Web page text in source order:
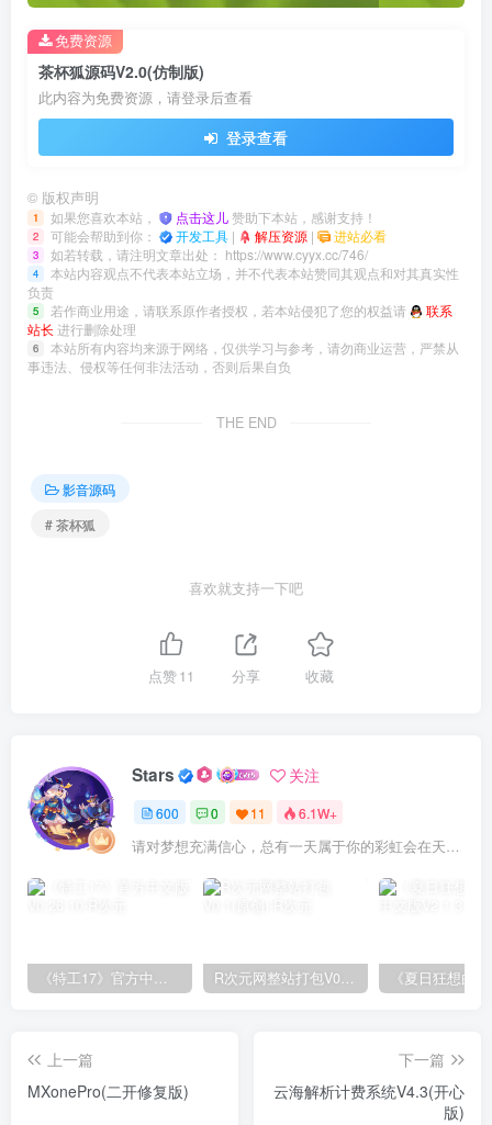
茶杯狐源码V2.0(仿制版)
此内容为免费资源，请登录后查看
登录查看
免费资源
© 版权声明
1 如果您喜欢本站， 点击这儿赞助下本站，感谢支持！
2 可能会帮助到你： 开发工具 | 解压资源 | 进站必看
3 如若转载，请注明文章出处： https://www.cyyx.cc/746/
4
本站内容观点不代表本站立场，并不代表本站赞同其观点和对其真实性
负责
5 若作商业用途，请联系原作者授权，若本站侵犯了您的权益请
联系
站长 进行删除处理
6
本站所有内容均来源于网络，仅供学习与参考，请勿商业运营，严禁从
事违法、侵权等任何非法活动，否则后果自负
THE END
影音源码
# 茶杯狐
喜欢就支持一下吧
点赞11 分享 收藏
Stars 关注
600 0 11 6.1W+
请对梦想充满信心，总有一天属于你的彩虹会在天空微笑
《特工17》官方中文版V0.26.10 R次元网整站打包V0.1(原创)
上一篇
MXonePro(二开修复版)
下一篇
云海解析计费系统V4.3(开心
版)